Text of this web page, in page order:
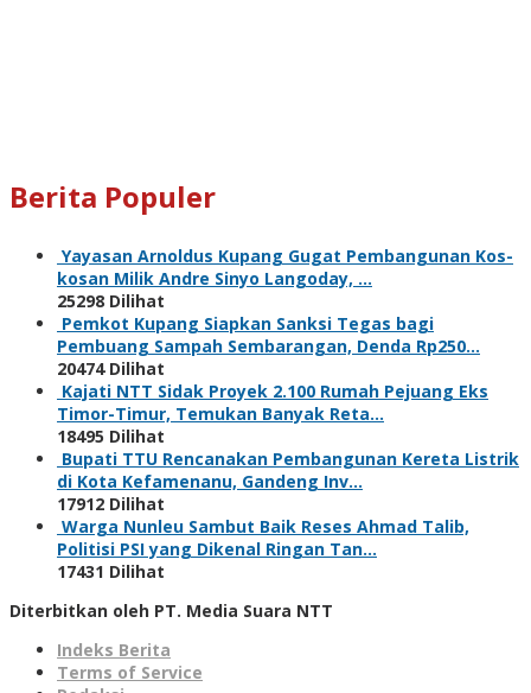
Berita Populer
Yayasan Arnoldus Kupang Gugat Pembangunan Kos-
kosan Milik Andre Sinyo Langoday, …
25298 Dilihat
Pemkot Kupang Siapkan Sanksi Tegas bagi
Pembuang Sampah Sembarangan, Denda Rp250…
20474 Dilihat
Kajati NTT Sidak Proyek 2.100 Rumah Pejuang Eks
Timor-Timur, Temukan Banyak Reta…
18495 Dilihat
Bupati TTU Rencanakan Pembangunan Kereta Listrik
di Kota Kefamenanu, Gandeng Inv…
17912 Dilihat
Warga Nunleu Sambut Baik Reses Ahmad Talib,
Politisi PSI yang Dikenal Ringan Tan…
17431 Dilihat
Diterbitkan oleh PT. Media Suara NTT
Indeks Berita
Terms of Service